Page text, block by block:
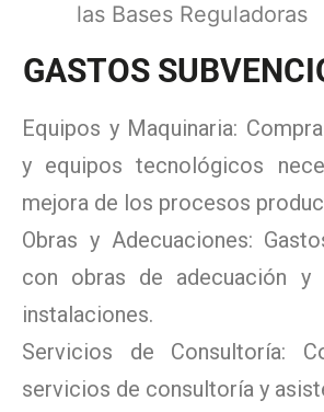
las Bases Reguladoras
GASTOS
Equipos y Maquinaria:
y equipos tecnológicos
mejora de los procesos
Obras y Adecuaciones:
con obras de adecuación y
instalaciones.
Servicios de Consultoría:
servicios de consultoría y